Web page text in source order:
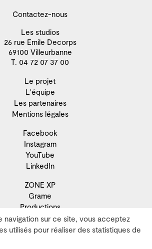
navigation sur ce site, vous acceptez
utilisés pour réaliser des statistiques de
Contactez-nous
Les studios
26 rue Emile Decorps
69100 Villeurbanne
T. 04 72 07 37 00
Le projet
L'équipe
Les partenaires
Mentions légales
Facebook
Instagram
YouTube
LinkedIn
ZONE XP
Grame
Productions
Résidence
Recherche